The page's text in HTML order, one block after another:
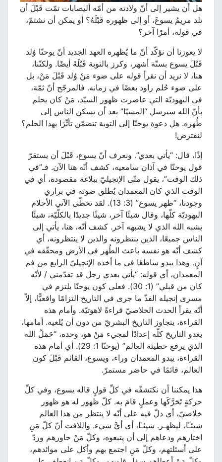
هل أن يشير إلى أنّ ولادته من أمّه أليصابات تمّت قَبْلَ أن
تلد مريمُ يسوعَ، أو إلى ظهوره قَبْلَهُ؟ أو يمكن أن نشتمّ،
في قوله، أمرًا آخر؟
لا يعوزنا أن نؤكّد أنّ ما يُظهره العهد الجديد أنّ يوحنّا وُلد
قَبْلَ يسوع بستّة أشهر، وكرز بالتوبة قَبْلَهُ أيضًا. ولكنّنا،
هنا، لا نريد أن نقرأ قوله على ضوء مَنْ وُلد قَبْلَ مَنْ، بل
على ضوء حُلم راود بعضًا في زمانه. فالمرجّح أنّ ثمّة،
في اليهوديّة التي عاصرت ظهور السيّد، مَنْ كان يحلم
بأنّ الله سيرسل “المسيّا” بعد أن يسكن الناس إلى
طُهره. هل دعوة يوحنّا إلى التوبة تتضمّن تأثّرًا بهذا الحلم؟
لنفترض!
إذًا، قال: “يأتي بعدي”. ونعرف أنّ يسوع، قَبْلَ أن يستقرّ
قول يوحنّا في آذان سامعيه، كشف أنّه هنا الآن. فـ”في
ذلك الوقت”، يقول متّى الإنجيليّ ببلاغة مقصودة، أي في
الوقت الذي كان المعمدان يُطلق صوته في براري
وجودنا، “ظهر يسوع” (3: 13). لقد تخطّى الآتي الأحلام
اليهوديّة كلّها، وقال شيئًا آخر، شيئًا جديدًا بالكلّيّة، شيئًا
يشبه الله الذي لا يشبهه آخر. كشف أنّه، هنا، يأتي إلى
الناس جميعًا، الذين ينتظرونه والذين لا ينتظرونه، أي
كشف أنّه هو نفسه باعث الطُهر في الأرض ومحقّقه في
آنٍ. وهذا يبدو ساطعًا في ما أخذه الإنجيليّ الرابع من فم
المعمدان، أي قوله: “يأتي بعدي رجل قد تقدّمني / لأنّه
كان من قبلي” (1: 30). فعلى كون يوحنّا يلتزم في
مسرى إنجيله الفذّ ما جرى في التاريخ التزامًا واقعيًّا، إلاّ
أنّه يقرأ الحدث الخلاصيّ قراءةً لاهوتيّة. وأمام هذه
القراءة، يتجاوز التاريخ البشريّ من دون أن يُلغيه. أمامها،
يغدو التاريخ كلّه إعدادًا لمجيء مَنْ هو، وحده، “حَمَلُ الله
الذي يرفع خطيئة العالم” (يوحنّا 1: 29). أي أمام هذه
القراءة، يبدو المعمدان وراء، ويسوع، القائم قَبْلَ كون
العالم، قائمًا في حاضر مستمرّ.
هذا يمكننا أن نكتشفّه في كلِّ قولٍ قاله يسوع، وفي كلِّ
حركةٍ تَحَرَّكَها وعملٍ قامَ به. كلّ ظهور له هو ظهور
خلاصيّ، أي دلّ فيه على أنّه لا ينتظر من هذا العالم
شيئـًا، ليظهـر. شيئـًا، أي أيَّ شيء. واللافت أنّ كلّ مَنِ
اختارهم ودعاهم إلى أن يتبعوه، وكلّ مَنْ حاورهم وردّ
على أسئلتهم، وكلّ مَنِ اجتمع بهم وأكل على موائدهم،